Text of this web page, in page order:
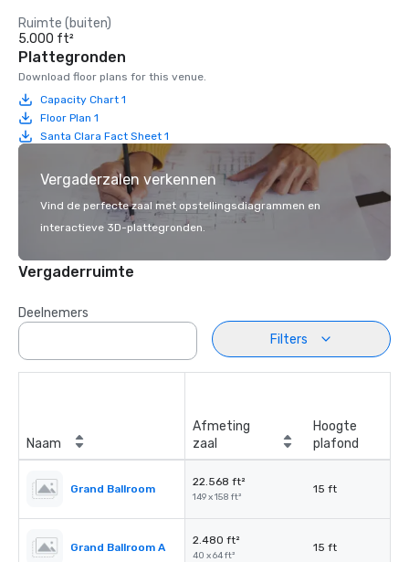
Ruimte (buiten)
5.000 ft²
Plattegronden
Download floor plans for this venue.
Capacity Chart 1
Floor Plan 1
Santa Clara Fact Sheet 1
Vergaderzalen verkennen
Vind de perfecte zaal met opstellingsdiagrammen en
interactieve 3D-plattegronden.
Vergaderruimte
Deelnemers
Filters
Naam
Afmeting
zaal
Hoogte
plafond
Grand Ballroom
22.568 ft²
149 x 158 ft²
15 ft
Grand Ballroom A
2.480 ft²
40 x 64 ft²
15 ft